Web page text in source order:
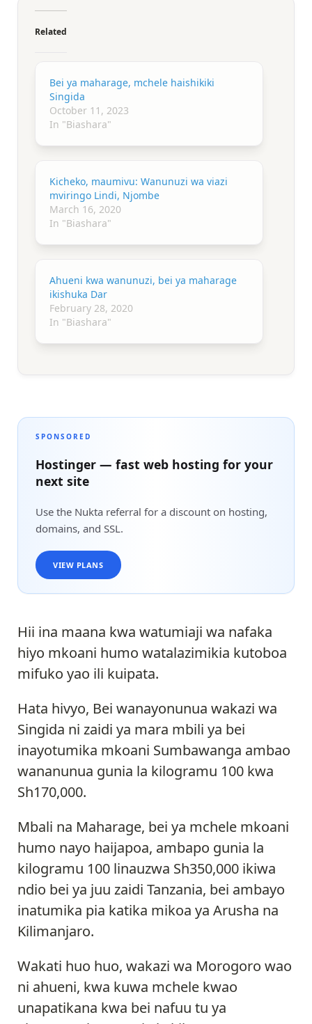
Related
Bei ya maharage, mchele haishikiki
Singida
October 11, 2023
In "Biashara"
Kicheko, maumivu: Wanunuzi wa viazi
mviringo Lindi, Njombe
March 16, 2020
In "Biashara"
Ahueni kwa wanunuzi, bei ya maharage
ikishuka Dar
February 28, 2020
In "Biashara"
SPONSORED
Hostinger — fast web hosting for your
next site
Use the Nukta referral for a discount on hosting,
domains, and SSL.
VIEW PLANS
Hii ina maana kwa watumiaji wa nafaka
hiyo mkoani humo watalazimikia kutoboa
mifuko yao ili kuipata.
Hata hivyo, Bei wanayonunua wakazi wa
Singida ni zaidi ya mara mbili ya bei
inayotumika mkoani Sumbawanga ambao
wananunua gunia la kilogramu 100 kwa
Sh170,000.
Mbali na Maharage, bei ya mchele mkoani
humo nayo haijapoa, ambapo gunia la
kilogramu 100 linauzwa Sh350,000 ikiwa
ndio bei ya juu zaidi Tanzania, bei ambayo
inatumika pia katika mikoa ya Arusha na
Kilimanjaro.
Wakati huo huo, wakazi wa Morogoro wao
ni ahueni, kwa kuwa mchele kwao
unapatikana kwa bei nafuu tu ya